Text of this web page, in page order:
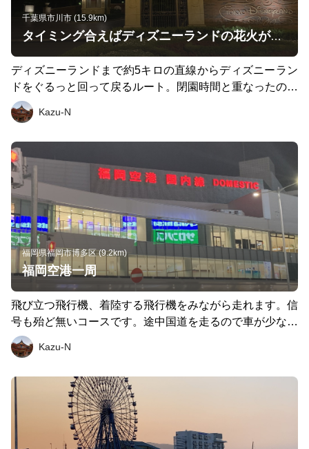
千葉県市川市 (15.9km)
タイミング合えばディズニーランドの花火が見れる
ディズニーランドまで約5キロの直線からディズニーラン
ドをぐるっと回って戻るルート。閉園時間と重なったので
人が多かったものの、タイミング合えば花火見れたり楽し
めるコースではないかと
Kazu-N
福岡県福岡市博多区 (9.2km)
福岡空港一周
飛び立つ飛行機、着陸する飛行機をみながら走れます。信
号も殆ど無いコースです。途中国道を走るので車が少なく
なる夜の時間帯がオススメです。
Kazu-N